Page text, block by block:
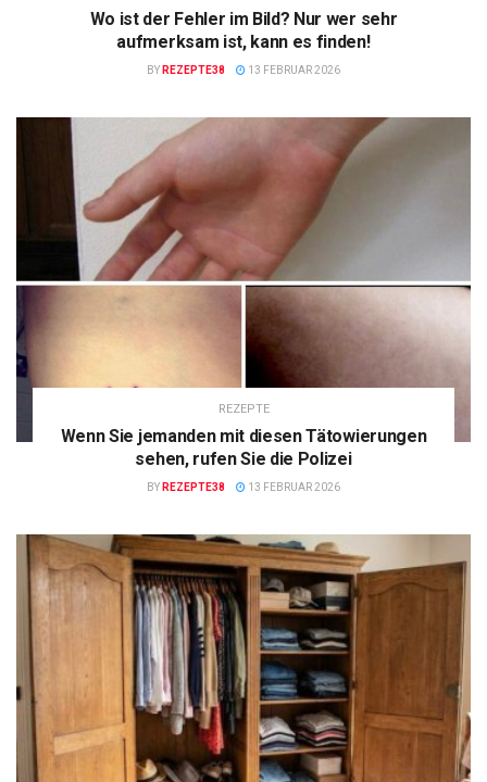
Wo ist der Fehler im Bild? Nur wer sehr
aufmerksam ist, kann es finden!
BY REZEPTE38 13 FEBRUAR 2026
REZEPTE
Wenn Sie jemanden mit diesen Tätowierungen
sehen, rufen Sie die Polizei
BY REZEPTE38 13 FEBRUAR 2026